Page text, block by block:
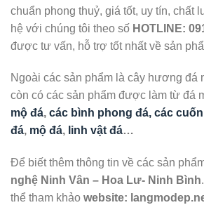
chuẩn phong thuỷ, giá tốt, uy tín, chất
hệ với chúng tôi theo số HOTLINE:
được tư vấn, hỗ trợ tốt nhất về sản
Ngoài các sản phẩm là cây hương đá
còn có các sản phẩm được làm từ đá
mộ đá, các bình phong đá, các
đá, mộ đá, linh vật đá…
Để biết thêm thông tin về các sản
nghệ Ninh Vân – Hoa Lư- Ninh Bình
thể tham khảo website: